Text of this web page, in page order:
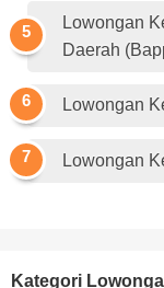
Lowongan
Daerah
Lowongan
Lowongan
Kategori